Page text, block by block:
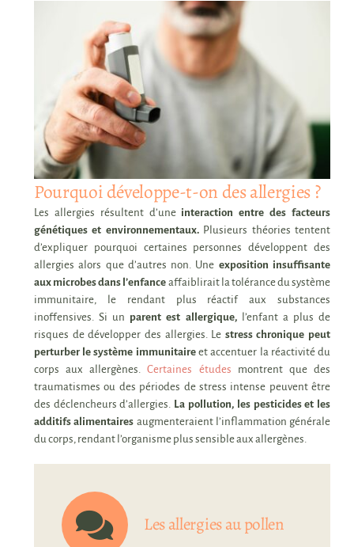
Pourquoi développe-t-on des allergies ?
Les allergies résultent d’une interaction entre des facteurs
génétiques et environnementaux.Plusieurs théories tentent
d’expliquer pourquoi certaines personnes développent des
allergies alors que d’autres non. Une exposition insuffisante
aux microbes dans l’enfance affaiblirait la tolérance du système
immunitaire, le rendant plus réactif aux substances
inoffensives. Si un parent est allergique,l’enfant a plus de
risques de développer des allergies. Le stress chronique peut
perturber le système immunitaire et accentuer la réactivité du
corps aux allergènes.Certaines études montrent que des
traumatismes ou des périodes de stress intense peuvent être
des déclencheurs d’allergies. La pollution, les pesticides et les
additifs alimentaires augmenteraient l’inflammation générale
du corps, rendant l’organisme plus sensible aux allergènes.
Les allergies au pollen